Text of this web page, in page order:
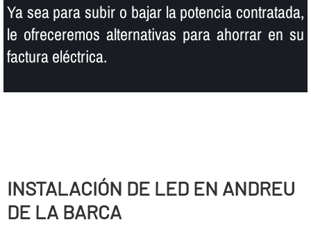
Ya sea para subir o bajar la potencia contratada,
le ofreceremos alternativas para ahorrar en su
factura eléctrica.
INSTALACIÓN DE LED EN ANDREU
DE LA BARCA